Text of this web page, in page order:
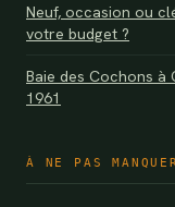
Neuf, occasion ou
votre budget ?
Baie des Cochons à
1961
À NE PAS